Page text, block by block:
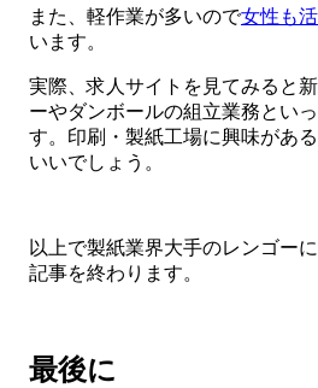
また、軽作業が多いので女性も
います。
実際、求人サイトを見てみると
ーやダンボールの組立業務とい
す。印刷・製紙工場に興味があ
いいでしょう。
以上で製紙業界大手のレンゴー
記事を終わります。
最後に